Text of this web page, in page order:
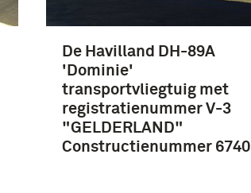
De Havilland DH-89A
'Dominie'
transportvliegtuig met
registratienummer V-3
"GELDERLAND"
Constructienummer 6740